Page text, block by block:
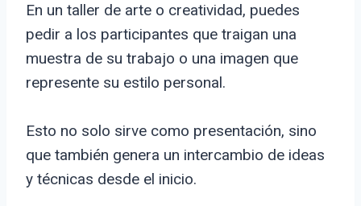
En un taller de arte o creatividad, puedes
pedir a los participantes que traigan una
muestra de su trabajo o una imagen que
represente su estilo personal.
Esto no solo sirve como presentación, sino
que también genera un intercambio de ideas
y técnicas desde el inicio.